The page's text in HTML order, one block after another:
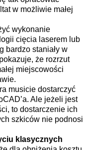
w możliwie małej
wykonanie
cięcia laserem lub
bardzo staniały w
że rozrzut
miejscowości
musicie dostarczyć
Ale jeżeli jest
to dostarczenie ich
szkiców nie podnosi
klasycznych